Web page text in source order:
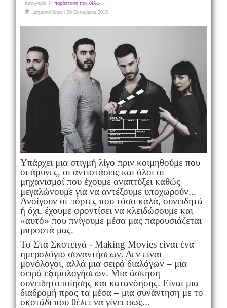
Κατηγορία: Η παράσταση που θέλω
Δημοσιεύθηκε : 29 Οκτωβρίου 2015
Υπάρχει μια στιγμή λίγο πριν κοιμηθούμε που
οι άμυνες, οι αντιστάσεις και όλοι οι
μηχανισμοί που έχουμε αναπτύξει καθώς
μεγαλώνουμε για να αντέξουμε υποχωρούν...
Ανοίγουν οι πόρτες που τόσο καλά, συνειδητά
ή όχι, έχουμε φροντίσει να κλειδώσουμε και
«αυτό» που πνίγουμε μέσα μας παρουσιάζεται
μπροστά μας.
Το Στα Σκοτεινά - Making Movies είναι ένα
ημερολόγιο συναντήσεων. Δεν είναι
μονόλογοι, αλλά μια σειρά διαλόγων – μια
σειρά εξομολογήσεων. Μια άσκηση
συνειδητοποίησης και κατανόησης. Είναι μια
διαδρομή προς τα μέσα – μια συνάντηση με το
σκοτάδι που θέλει να γίνει φως...